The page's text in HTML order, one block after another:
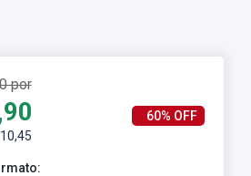
por
60% OFF